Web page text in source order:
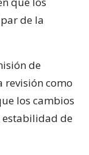
de la
de
revisión como
los cambios
de